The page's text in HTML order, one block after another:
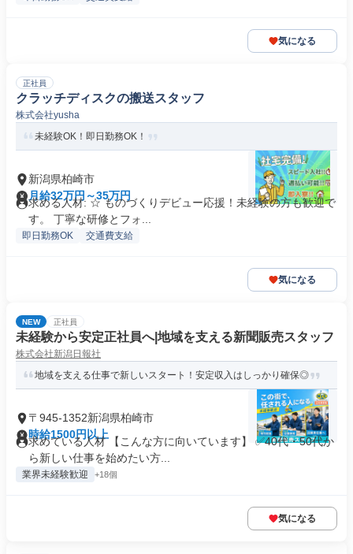
気になる
正社員
クラッチディスクの搬送スタッフ
株式会社yusha
未経験OK！即日勤務OK！
新潟県柏崎市
月給32万円～35万円
求める人材: ☆ ものづくりデビュー応援！未経験の方も歓迎で
す。 丁寧な研修とフォ...
即日勤務OK 交通費支給
気になる
NEW 正社員
未経験から安定正社員へ|地域を支える新聞販売スタッフ
株式会社新潟日報社
地域を支える仕事で新しいスタート！安定収入はしっかり確保◎
〒945-1352新潟県柏崎市
時給1500円以上
求めている人材 【こんな方に向いています】 ✅40代・50代か
ら新しい仕事を始めたい方...
業界未経験歓迎 +18個
気になる